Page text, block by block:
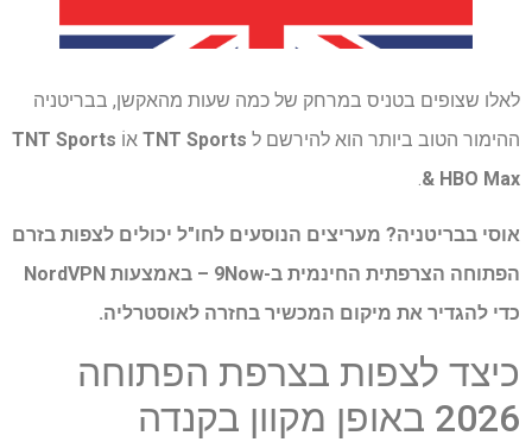
לאלו שצופים בטניס במרחק של כמה שעות מהאקשן, בבריטניה
ההימור הטוב ביותר הוא להירשם ל TNT Sports אוֹ TNT Sports
& HBO Max
אוסי בבריטניה? מעריצים הנוסעים לחו"ל יכולים לצפות בזרם
הפתוחה הצרפתית החינמית ב-9Now – באמצעות
NordVPN
כדי להגדיר את מיקום המכשיר בחזרה לאוסטרליה.
כיצד לצפות בצרפת הפתוחה
2026 באופן מקוון בקנדה